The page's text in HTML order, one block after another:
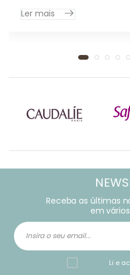
Ler mais
Receba as últimas
em
Li e